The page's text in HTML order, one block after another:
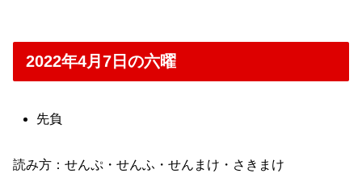
2022年4月7日の六曜
先負
読み方：せんぷ・せんふ・せんまけ・さきまけ